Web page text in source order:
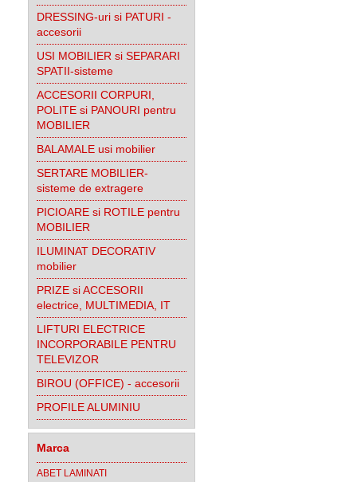
DRESSING-uri si PATURI -
accesorii
USI MOBILIER si SEPARARI
SPATII-sisteme
ACCESORII CORPURI,
POLITE si PANOURI pentru
MOBILIER
BALAMALE usi mobilier
SERTARE MOBILIER-
sisteme de extragere
PICIOARE si ROTILE pentru
MOBILIER
ILUMINAT DECORATIV
mobilier
PRIZE si ACCESORII
electrice, MULTIMEDIA, IT
LIFTURI ELECTRICE
INCORPORABILE PENTRU
TELEVIZOR
BIROU (OFFICE) - accesorii
PROFILE ALUMINIU
Marca
ABET LAMINATI